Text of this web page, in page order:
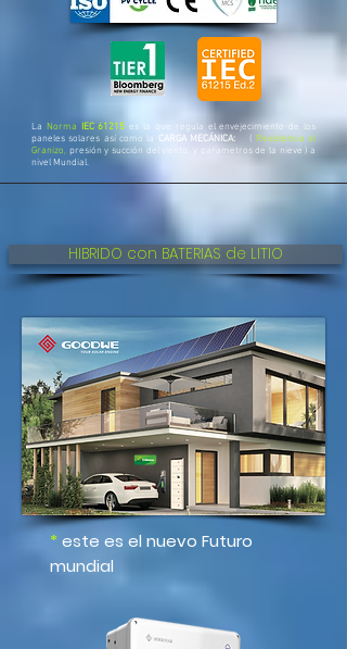
La Norma IEC 61215es la que regula el envejecimiento de los
paneles solares así como la CARGA MECÁNICA: ( Resistencia al
Granizo, presión y succión del viento, y parametros de la nieve ) a
nivel Mundial.
HIBRIDO con BATERIAS de LITIO
*este es el nuevo Futuro
mundial